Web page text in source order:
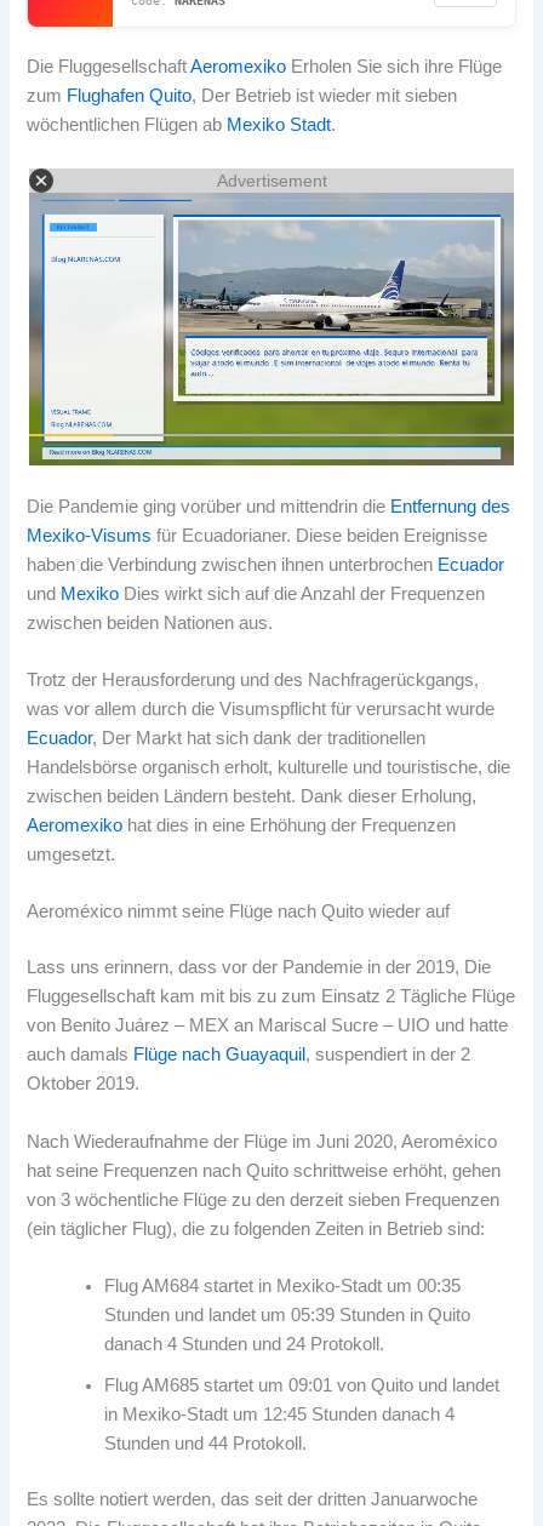
Die FluggesellschaftAeromexiko Erholen Sie sich ihre Flüge
zum Flughafen Quito, Der Betrieb ist wieder mit sieben
wöchentlichen Flügen ab Mexiko Stadt.
Advertisement
Die Pandemie ging vorüber und mittendrin die Entfernung des
Mexiko-Visums für Ecuadorianer. Diese beiden Ereignisse
haben die Verbindung zwischen ihnen unterbrochen Ecuador
und Mexiko Dies wirkt sich auf die Anzahl der Frequenzen
zwischen beiden Nationen aus.
Trotz der Herausforderung und des Nachfragerückgangs,
was vor allem durch die Visumspflicht für verursacht wurde
Ecuador, Der Markt hat sich dank der traditionellen
Handelsbörse organisch erholt, kulturelle und touristische, die
zwischen beiden Ländern besteht. Dank dieser Erholung,
Aeromexiko hat dies in eine Erhöhung der Frequenzen
umgesetzt.
Aeroméxico nimmt seine Flüge nach Quito wieder auf
Lass uns erinnern, dass vor der Pandemie in der 2019, Die
Fluggesellschaft kam mit bis zu zum Einsatz 2 Tägliche Flüge
von Benito Juárez – MEX an Mariscal Sucre – UIO und hatte
auch damals Flüge nach Guayaquil , suspendiert in der 2
Oktober 2019.
Nach Wiederaufnahme der Flüge im Juni 2020, Aeroméxico
hat seine Frequenzen nach Quito schrittweise erhöht, gehen
von 3 wöchentliche Flüge zu den derzeit sieben Frequenzen
(ein täglicher Flug), die zu folgenden Zeiten in Betrieb sind:
Flug AM684 startet in Mexiko-Stadt um 00:35
Stunden und landet um 05:39 Stunden in Quito
danach 4 Stunden und 24 Protokoll.
Flug AM685 startet um 09:01 von Quito und landet
in Mexiko-Stadt um 12:45 Stunden danach 4
Stunden und 44 Protokoll.
Es sollte notiert werden, das seit der dritten Januarwoche